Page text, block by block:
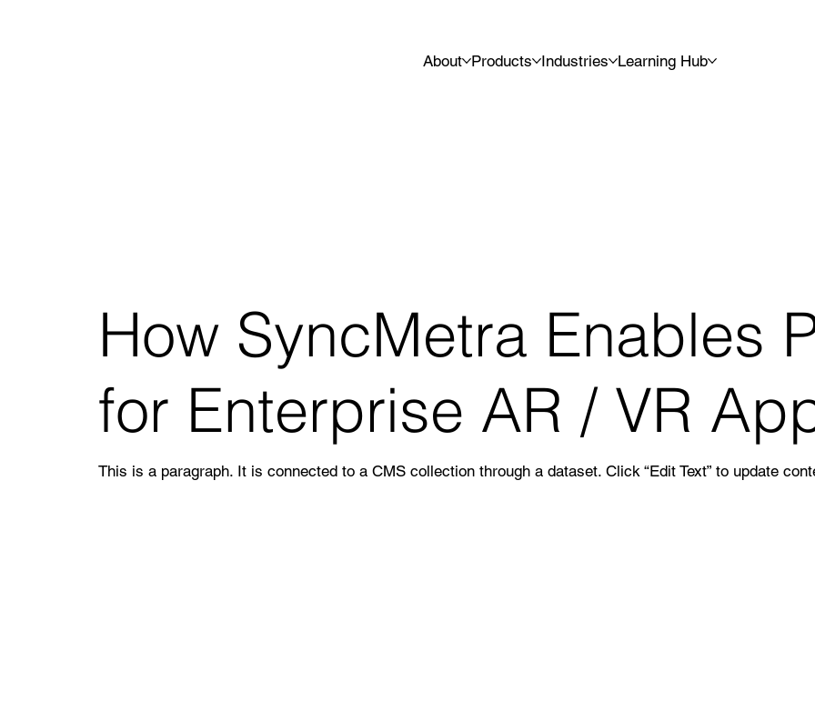
About Products Industries Learning Hub
How SyncMetra Enables
for Enterprise AR / VR
This is a paragraph. It is connected to a CMS collection through a dataset. Click “Edit Text” to update